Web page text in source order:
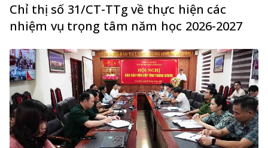
Chỉ thị số 31/CT-TTg về thực hiện các
nhiệm vụ trọng tâm năm học 2026-2027